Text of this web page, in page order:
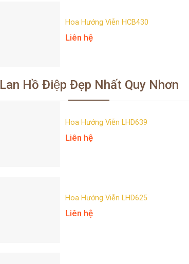
Hoa Hướng Viễn HCB430
Liên hệ
Lan Hồ Điệp Đẹp Nhất Quy Nhơn
Hoa Hướng Viễn LHD639
Liên hệ
Hoa Hướng Viễn LHD625
Liên hệ